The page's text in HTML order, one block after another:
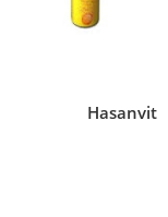
Hasanvit